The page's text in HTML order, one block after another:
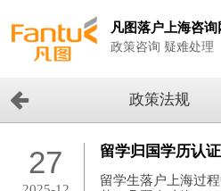
凡图落户上海咨询
政策咨询 疑难处理
政策法规
27
留学生落户上海过